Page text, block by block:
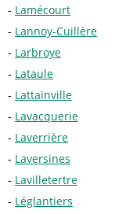
Lamécourt
Lannoy-Cuillère
Larbroye
Lataule
Lattainville
Lavacquerie
Laverrière
Laversines
Lavilletertre
Léglantiers